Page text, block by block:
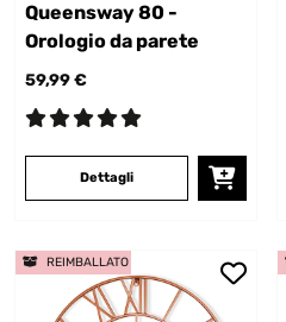
Queensway 80 -
Orologio da parete
59,99 €
Dettagli
REIMBALLATO